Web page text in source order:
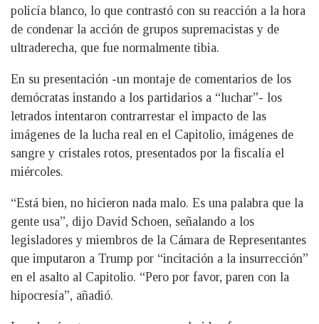
policía blanco, lo que contrastó con su reacción a la hora
de condenar la acción de grupos supremacistas y de
ultraderecha, que fue normalmente tibia.
En su presentación -un montaje de comentarios de los
demócratas instando a los partidarios a “luchar”- los
letrados intentaron contrarrestar el impacto de las
imágenes de la lucha real en el Capitolio, imágenes de
sangre y cristales rotos, presentados por la fiscalía el
miércoles.
“Está bien, no hicieron nada malo. Es una palabra que la
gente usa”, dijo David Schoen, señalando a los
legisladores y miembros de la Cámara de Representantes
que imputaron a Trump por “incitación a la insurrección”
en el asalto al Capitolio. “Pero por favor, paren con la
hipocresía”, añadió.